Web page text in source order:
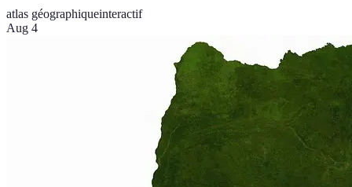
atlas géographiqueinteractif
Aug 4